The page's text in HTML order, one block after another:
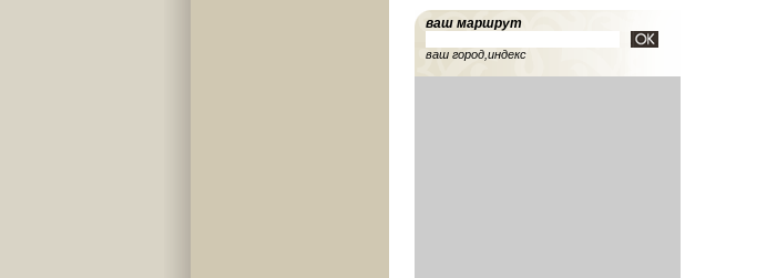
ваш маршрут
ваш город,индекс